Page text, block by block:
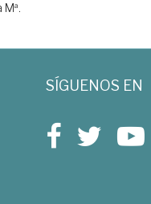
Mª.
SÍGUENOS EN